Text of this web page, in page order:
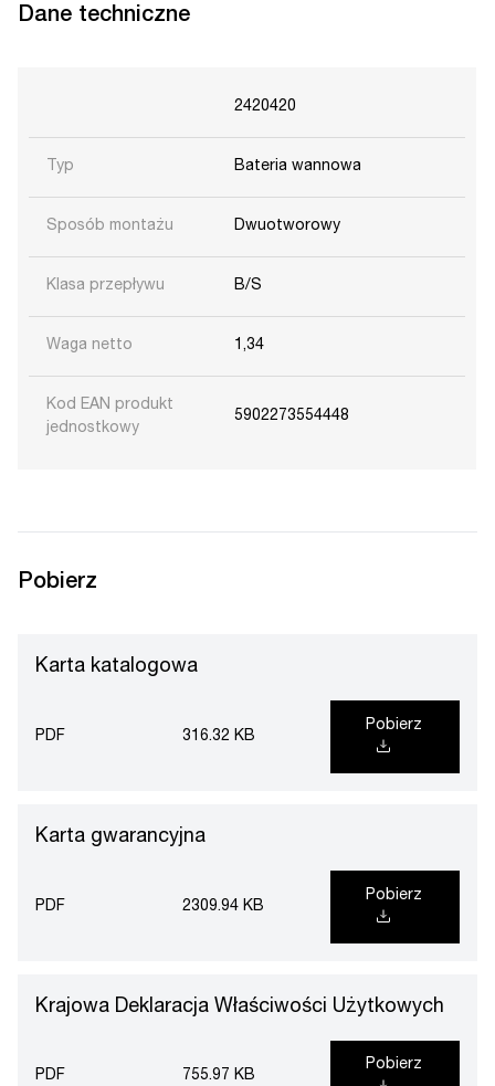
Dane techniczne
2420420
Typ Bateria wannowa
Sposób montażu Dwuotworowy
Klasa przepływu B/S
Waga netto 1,34
Kod EAN produkt
jednostkowy
5902273554448
Pobierz
Karta katalogowa
PDF 316.32 KB
Pobierz
Karta gwarancyjna
PDF 2309.94 KB
Pobierz
Krajowa Deklaracja Właściwości Użytkowych
PDF 755.97 KB
Pobierz